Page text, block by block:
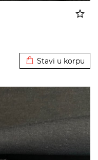
Stavi u korpu